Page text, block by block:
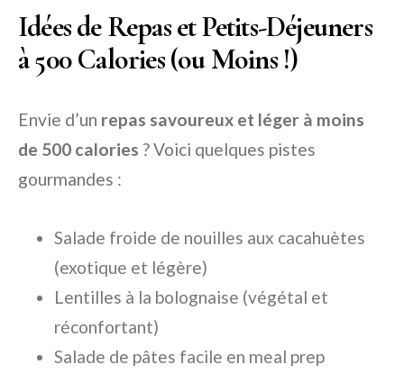
Idées de Repas et Petits-Déjeuners
à 500 Calories (ou Moins !)
Envie d’un repas savoureux et léger à moins
de 500 calories ? Voici quelques pistes
gourmandes :
Salade froide de nouilles aux cacahuètes
(exotique et légère)
Lentilles à la bolognaise (végétal et
réconfortant)
Salade de pâtes facile en meal prep